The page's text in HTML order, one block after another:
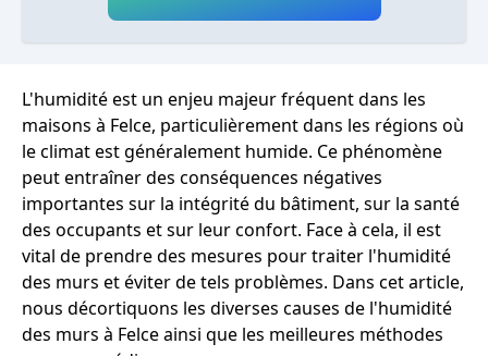
L'humidité est un enjeu majeur fréquent dans les
maisons à Felce, particulièrement dans les régions où
le climat est généralement humide. Ce phénomène
peut entraîner des conséquences négatives
importantes sur la intégrité du bâtiment, sur la santé
des occupants et sur leur confort. Face à cela, il est
vital de prendre des mesures pour traiter l'humidité
des murs et éviter de tels problèmes. Dans cet article,
nous décortiquons les diverses causes de l'humidité
des murs à Felce ainsi que les meilleures méthodes